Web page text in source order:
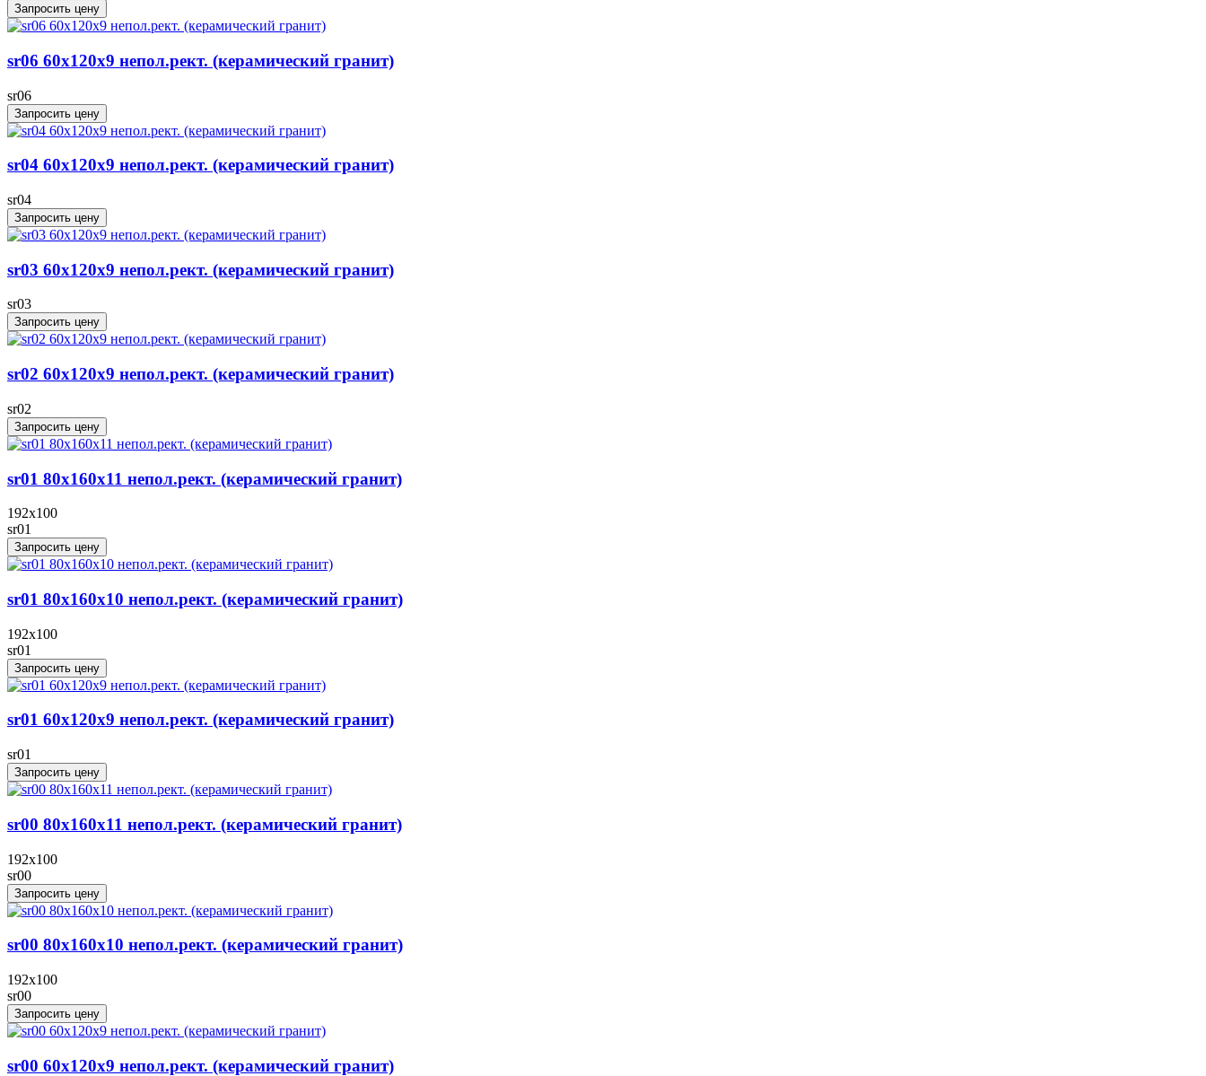
Запросить цену
sr06 60x120х9 непол.рект. (керамический гранит)
sr06
Запросить цену
sr04 60x120х9 непол.рект. (керамический гранит)
sr04
Запросить цену
sr03 60x120х9 непол.рект. (керамический гранит)
sr03
Запросить цену
sr02 60x120х9 непол.рект. (керамический гранит)
sr02
Запросить цену
sr01 80x160x11 непол.рект. (керамический гранит)
192x100
sr01
Запросить цену
sr01 80x160x10 непол.рект. (керамический гранит)
192x100
sr01
Запросить цену
sr01 60x120х9 непол.рект. (керамический гранит)
sr01
Запросить цену
sr00 80x160x11 непол.рект. (керамический гранит)
192x100
sr00
Запросить цену
sr00 80x160x10 непол.рект. (керамический гранит)
192x100
sr00
Запросить цену
sr00 60x120х9 непол.рект. (керамический гранит)